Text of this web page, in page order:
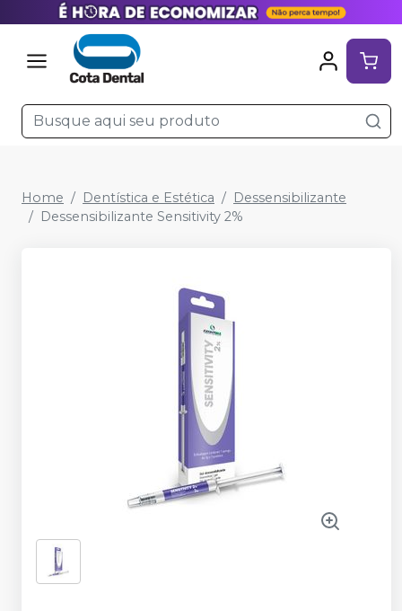
Home Dentística e Estética
Dessensibilizante
Dessensibilizante Sensitivity 2%